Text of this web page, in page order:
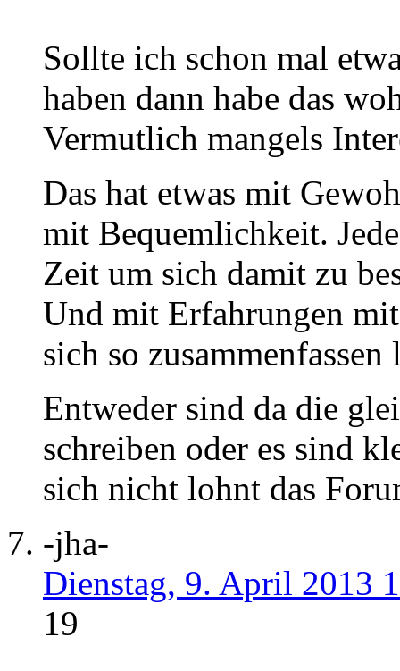
Sollte ich schon mal
haben dann habe das
Vermutlich mangels
Das hat etwas mit
mit Bequemlichkeit.
Zeit um sich damit zu
Und mit Erfahrungen
sich so zusammenfassen
Entweder sind da die
schreiben oder es sind
sich nicht lohnt das
-jha-
Dienstag, 9. April 2013
19